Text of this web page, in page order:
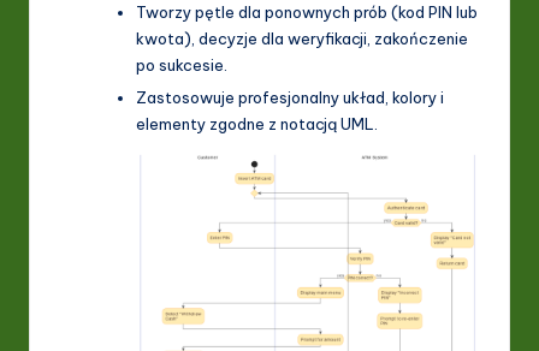
Tworzy pętle dla ponownych prób (kod PIN lub
kwota), decyzje dla weryfikacji, zakończenie
po sukcesie.
Zastosowuje profesjonalny układ, kolory i
elementy zgodne z notacją UML.